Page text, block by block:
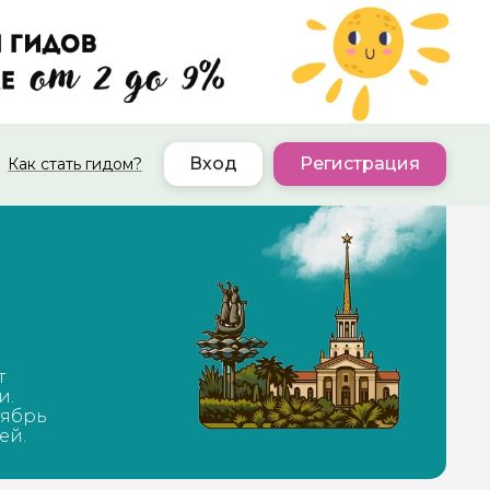
Как стать гидом? Вход Регистрация